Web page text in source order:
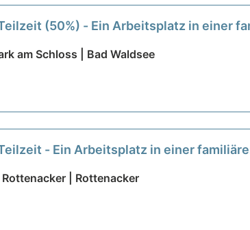
(50%) - Ein Arbeitsplatz in einer
am Schloss | Bad Waldsee
- Ein Arbeitsplatz in einer
| Rottenacker